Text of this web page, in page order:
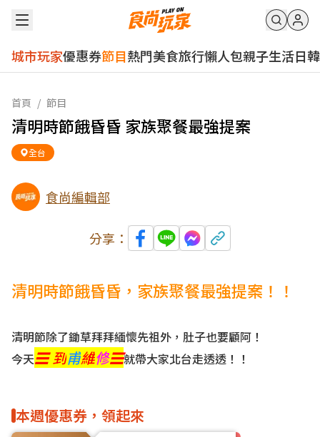
城市玩家優惠券節目熱門美食旅行懶人包親子生活日韓
首頁 / 節目
清明時節餓昏昏 家族聚餐最強提案
全台
食尚編輯部
分享：
清明時節餓昏昏，家族聚餐最強提案！！
清明節除了鋤草拜拜緬懷先祖外，肚子也要顧阿！
今天☰ 到甫維修☰就帶大家北台走透透！！
本週優惠券，領起來